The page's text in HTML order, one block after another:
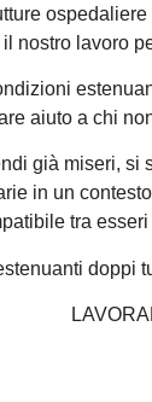
nostro lavoro
aiuto a chi
già miseri,
in un
tra
doppi